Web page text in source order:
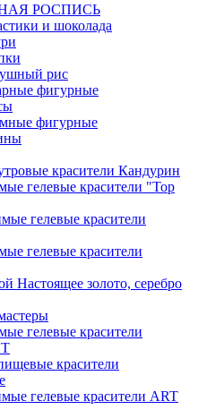
РОСПИСЬ
и шоколада
рис
фигурные
фигурные
красители Кандурин
гелевые красители "Top
гелевые красители
гелевые красители
Настоящее золото, серебро
гелевые красители
красители
гелевые красители ART